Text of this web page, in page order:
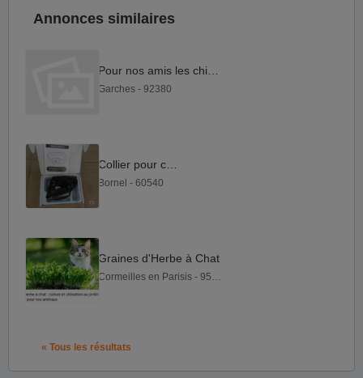
Annonces similaires
Garches - 92380
Bornel - 60540
Graines d'Herbe à Chat
Cormeilles en Parisis - 95240
« Tous les résultats